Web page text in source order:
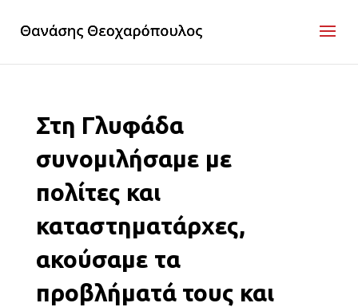
Στη Γλυφάδα
συνομιλήσαμε με
πολίτες και
καταστηματάρχες,
ακούσαμε τα
προβλήματά τους και